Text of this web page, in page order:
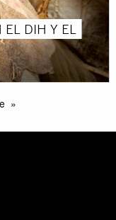
DIH Y EL